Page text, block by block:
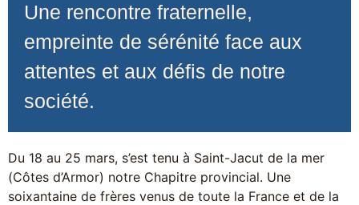
Une rencontre fraternelle,
empreinte de sérénité face aux
attentes et aux défis de notre
société.
Du 18 au 25 mars, s’est tenu à Saint-Jacut de la mer
(Côtes d’Armor) notre Chapitre provincial. Une
soixantaine de frères venus de toute la France et de la